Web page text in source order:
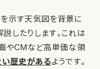
示す天気図を背景に
したりします。これは
やCMなど高単価な領
歴史があるようです。